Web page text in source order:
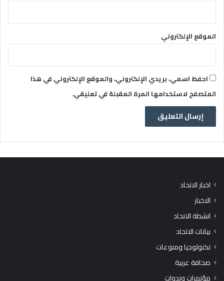
الموقع الإلكتروني
احفظ اسمي، بريدي الإلكتروني، والموقع الإلكتروني في هذا
المتصفح لاستخدامها المرة المقبلة في تعليقي.
اخبار الاتحاد
الاخبار
انشطة الاتحاد
بيانات الاتحاد
تكنولوجيا ومنوعات
صحافة عربية
مؤتمرات وندوات